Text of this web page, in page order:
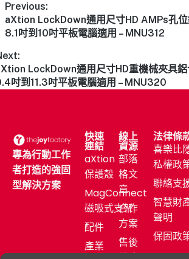
Previous:
aXtion LockDown通用尺寸HD AMPs孔位
8.1吋到10吋平板電腦適用 – MNU312
LockDown通用尺寸HD重機械夾具鋁
吋到11.3吋平板電腦適用 – MNU320
專為行動工作
者打造的強固
型解決方案
快速
連結
aXtion
保護殼
MagConnect
磁吸式支架
配件
產業
線上
資源
部落
格文
章
合作
方案
售後
法律條
喜樂比
私權政
聯絡支
智慧財
聲明
保固政